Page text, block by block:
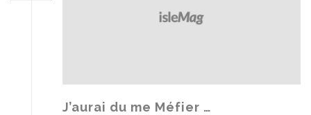
c
h
J’aurai du me Méfier …